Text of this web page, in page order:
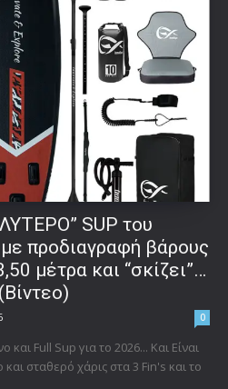
SUP του
προδιαγραφή βάρους
μέτρα και “σκίζει”…
0
Full Sup για το 2026... Και Είναι
σταθερό χάρις στα 3 Fin's και το